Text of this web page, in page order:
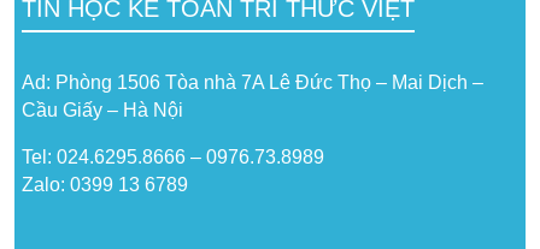
TIN HỌC KẾ TOÁN TRI THỨC VIỆT
Ad: Phòng 1506 Tòa nhà 7A Lê Đức Thọ – Mai Dịch –
Cầu Giấy – Hà Nội
Tel: 024.6295.8666 – 0976.73.8989
Zalo: 0399 13 6789